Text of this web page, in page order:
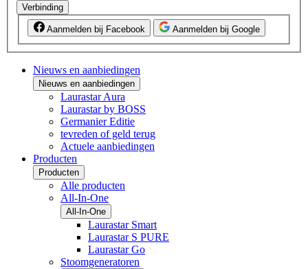
Verbinding
Aanmelden bij Facebook Aanmelden bij Google
Nieuws en aanbiedingen
Nieuws en aanbiedingen
Laurastar Aura
Laurastar by BOSS
Germanier Editie
tevreden of geld terug
Actuele aanbiedingen
Producten
Producten
Alle producten
All-In-One
All-In-One
Laurastar Smart
Laurastar S PURE
Laurastar Go
Stoomgeneratoren